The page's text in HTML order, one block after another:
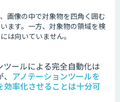
画像の中で対象物を四角く囲む
ます。 一方、対象物の領域を検
は向いていません。
ールによる完全自動化は
アノテーションツールを
率化させることは十分可